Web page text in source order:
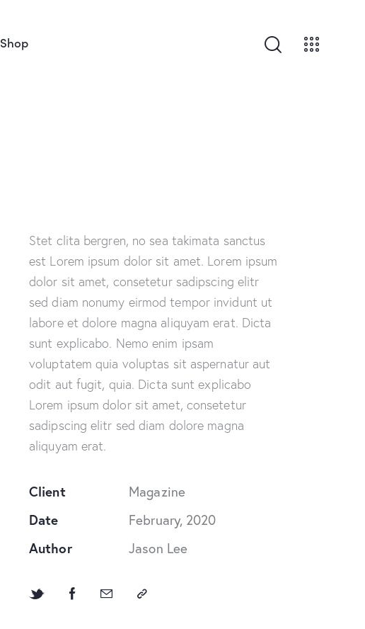
Shop
Stet clita bergren, no sea takimata sanctus
est Lorem ipsum dolor sit amet. Lorem ipsum
dolor sit amet, consetetur sadipscing elitr
sed diam nonumy eirmod tempor invidunt ut
labore et dolore magna aliquyam erat. Dicta
sunt explicabo. Nemo enim ipsam
voluptatem quia voluptas sit aspernatur aut
odit aut fugit, quia. Dicta sunt explicabo
Lorem ipsum dolor sit amet, consetetur
sadipscing elitr sed diam dolore magna
aliquyam erat.
Client
Magazine
Date
February, 2020
Author
Jason Lee